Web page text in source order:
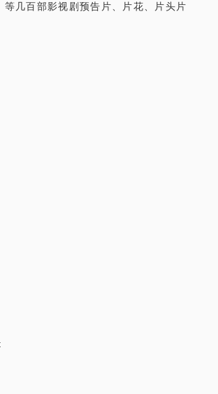
几百部影视剧预告片、片花、片头片